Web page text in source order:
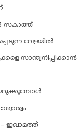
സകാത്ത്‌
വേളയില്‍
സാന്ത്വനിപ്പിക്കാന്‍
– ഇഖാമത്ത്